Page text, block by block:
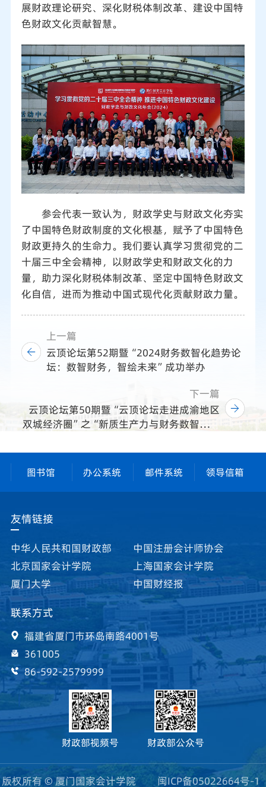
展财政理论研究、深化财税体制改革、建设中国特
色财政文化贡献智慧。
参会代表一致认为，财政学史与财政文化夯实
了中国特色财政制度的文化根基，赋予了中国特色
财政更持久的生命力。我们要认真学习贯彻党的二
十届三中全会精神，以财政学史和财政文化的力
量，助力深化财税体制改革、坚定中国特色财政文
化自信，进而为推动中国式现代化贡献财政力量。
上一篇
云顶论坛第52期暨“2024财务数智化趋势论
坛：数智财务，智绘未来”成功举办
下一篇
云顶论坛第50期暨“云顶论坛走进成渝地区
双城经济圈”之“新质生产力与财务数智化转
图书馆 办公系统 邮件系统 领导信箱
友情链接
中华人民共和国财政部
中国注册会计师协会
北京国家会计学院
上海国家会计学院
厦门大学
中国财经报
联系方式
福建省厦门市环岛南路4001号
361005
86-592-2579999
财政部视频号 财政部公众号
版权所有 © 厦门国家会计学院 闽ICP备05022664号-1